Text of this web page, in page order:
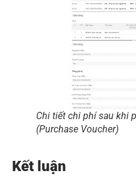
Chi tiết chi phí sau khi
(Purchase Voucher)
Kết luận